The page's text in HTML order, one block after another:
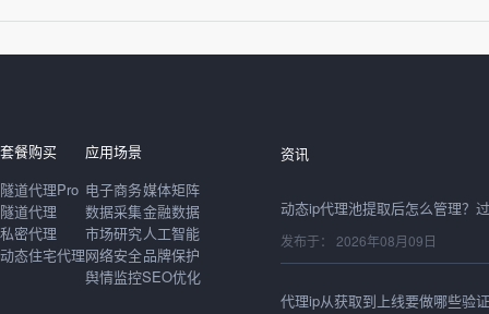
套餐购买
隧道代理Pro
隧道代理
私密代理
动态住宅代理
应用场景
电子商务
数据采集
市场研究
网络安全
舆情监控
媒体矩阵
金融数据
人工智能
品牌保护
SEO优化
资讯
发布于： 2026年08月09日
发布于： 2026年08月09日